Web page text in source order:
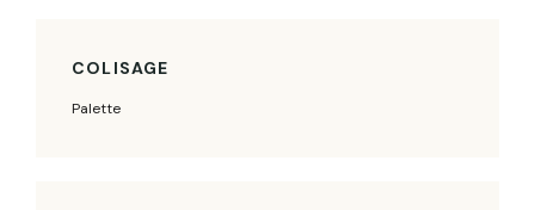
COLISAGE
Palette